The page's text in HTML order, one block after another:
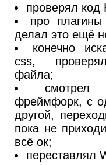
проверял код
про
делал это ещё
конечно
css,
файла;
смотрел
фреймфорк, с
другой,
пока не
всё ок;
переставлял